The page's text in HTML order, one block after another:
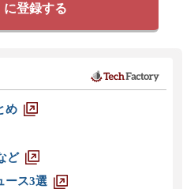
に登録する
め
ど
ース3選